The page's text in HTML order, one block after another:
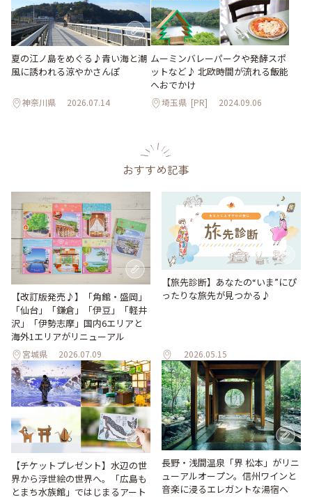
夏の江ノ島をめぐる♪青い海と潮
風に誘われる涼やかさんぽ
神奈川県 2026.07.14
ムーミンバレーパークや発酵スポ
ットなど♪ 北欧時間が流れる飯能
へおでかけ
埼玉県 [PR] 2024.09.06
おすすめ記事
【改訂版発売♪】「角館・盛岡」
「仙台」「鎌倉」「伊豆」「軽井
沢」「伊勢志摩」国内6エリアと
海外1エリアがリニューアル
宮城県 2026.07.09
【旅先診断】あなたの“いま”にぴ
ったりな旅先が見つかる♪
2026.05.15
【チケットプレゼント】水辺の世
界から浮世絵の世界へ。「広島も
とまち水族館」ではじまるアート
長野・浅間温泉「界 松本」がリニ
ューアルオープン。信州ワインと
音楽に浸るエレガントな湯宿へ